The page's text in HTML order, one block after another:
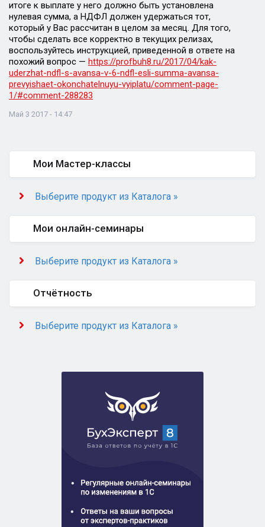
итоге к выплате у него должно быть установлена
нулевая сумма, а НДФЛ должен удержаться тот,
который у Вас рассчитан в целом за месяц. Для того,
чтобы сделать все корректно в текущих релизах,
воспользуйтесь инструкцией, приведенной в ответе на
похожий вопрос — https://profbuh8.ru/2017/04/kak-
uderzhat-ndfl-s-avansa-v-6-ndfl-esli-summa-avansa-
prevyishaet-okonchatelnuyu-vyiplatu/comment-page-
1/#comment-288283
Май 3 2017 - 14:47
Мои Мастер-классы
Выберите продукт из Каталога »
Мои онлайн-семинары
Выберите продукт из Каталога »
Отчётность
Выберите продукт из Каталога »